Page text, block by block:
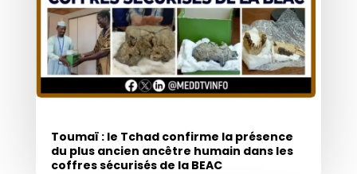
Toumaï : le Tchad confirme la présence
du plus ancien ancêtre humain dans les
coffres sécurisés de la BEAC